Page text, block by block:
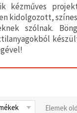
kézműves
kidolgozott,
szólnak.
Elemek